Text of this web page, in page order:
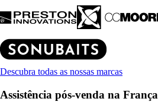
Descubra todas as nossas marcas
Assistência pós-venda na França